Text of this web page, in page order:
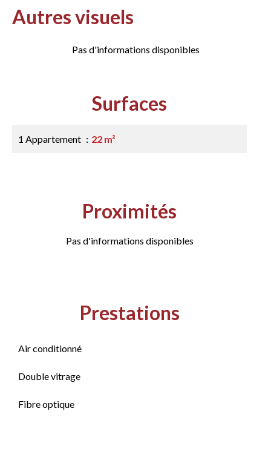
Autres visuels
Pas d'informations disponibles
Surfaces
1 Appartement 22 m²
Proximités
Pas d'informations disponibles
Prestations
Air conditionné
Double vitrage
Fibre optique